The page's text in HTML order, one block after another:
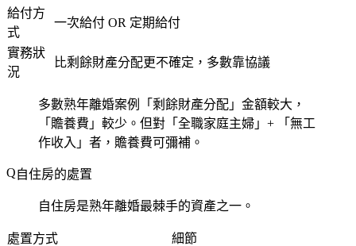
給付方
式
一次給付 OR 定期給付
實務狀
況
比剩餘財產分配更不確定，多數靠協議
多數熟年離婚案例「剩餘財產分配」金額較大，
「贍養費」較少。但對「全職家庭主婦」+ 「無工
作收入」者，贍養費可彌補。
自住房的處置
自住房是熟年離婚最棘手的資產之一。
處置方式
細節